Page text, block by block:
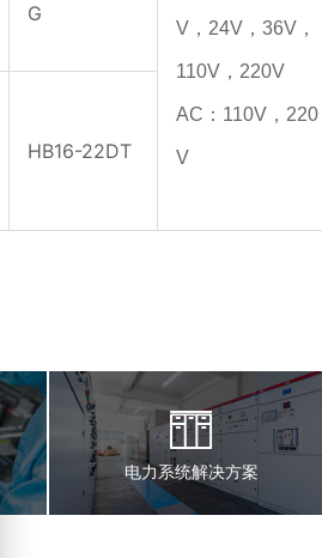
G
V，24V ，36V，
110V，220V
AC： 110V， 220
V
HB16-22DT
电力系统解决方案